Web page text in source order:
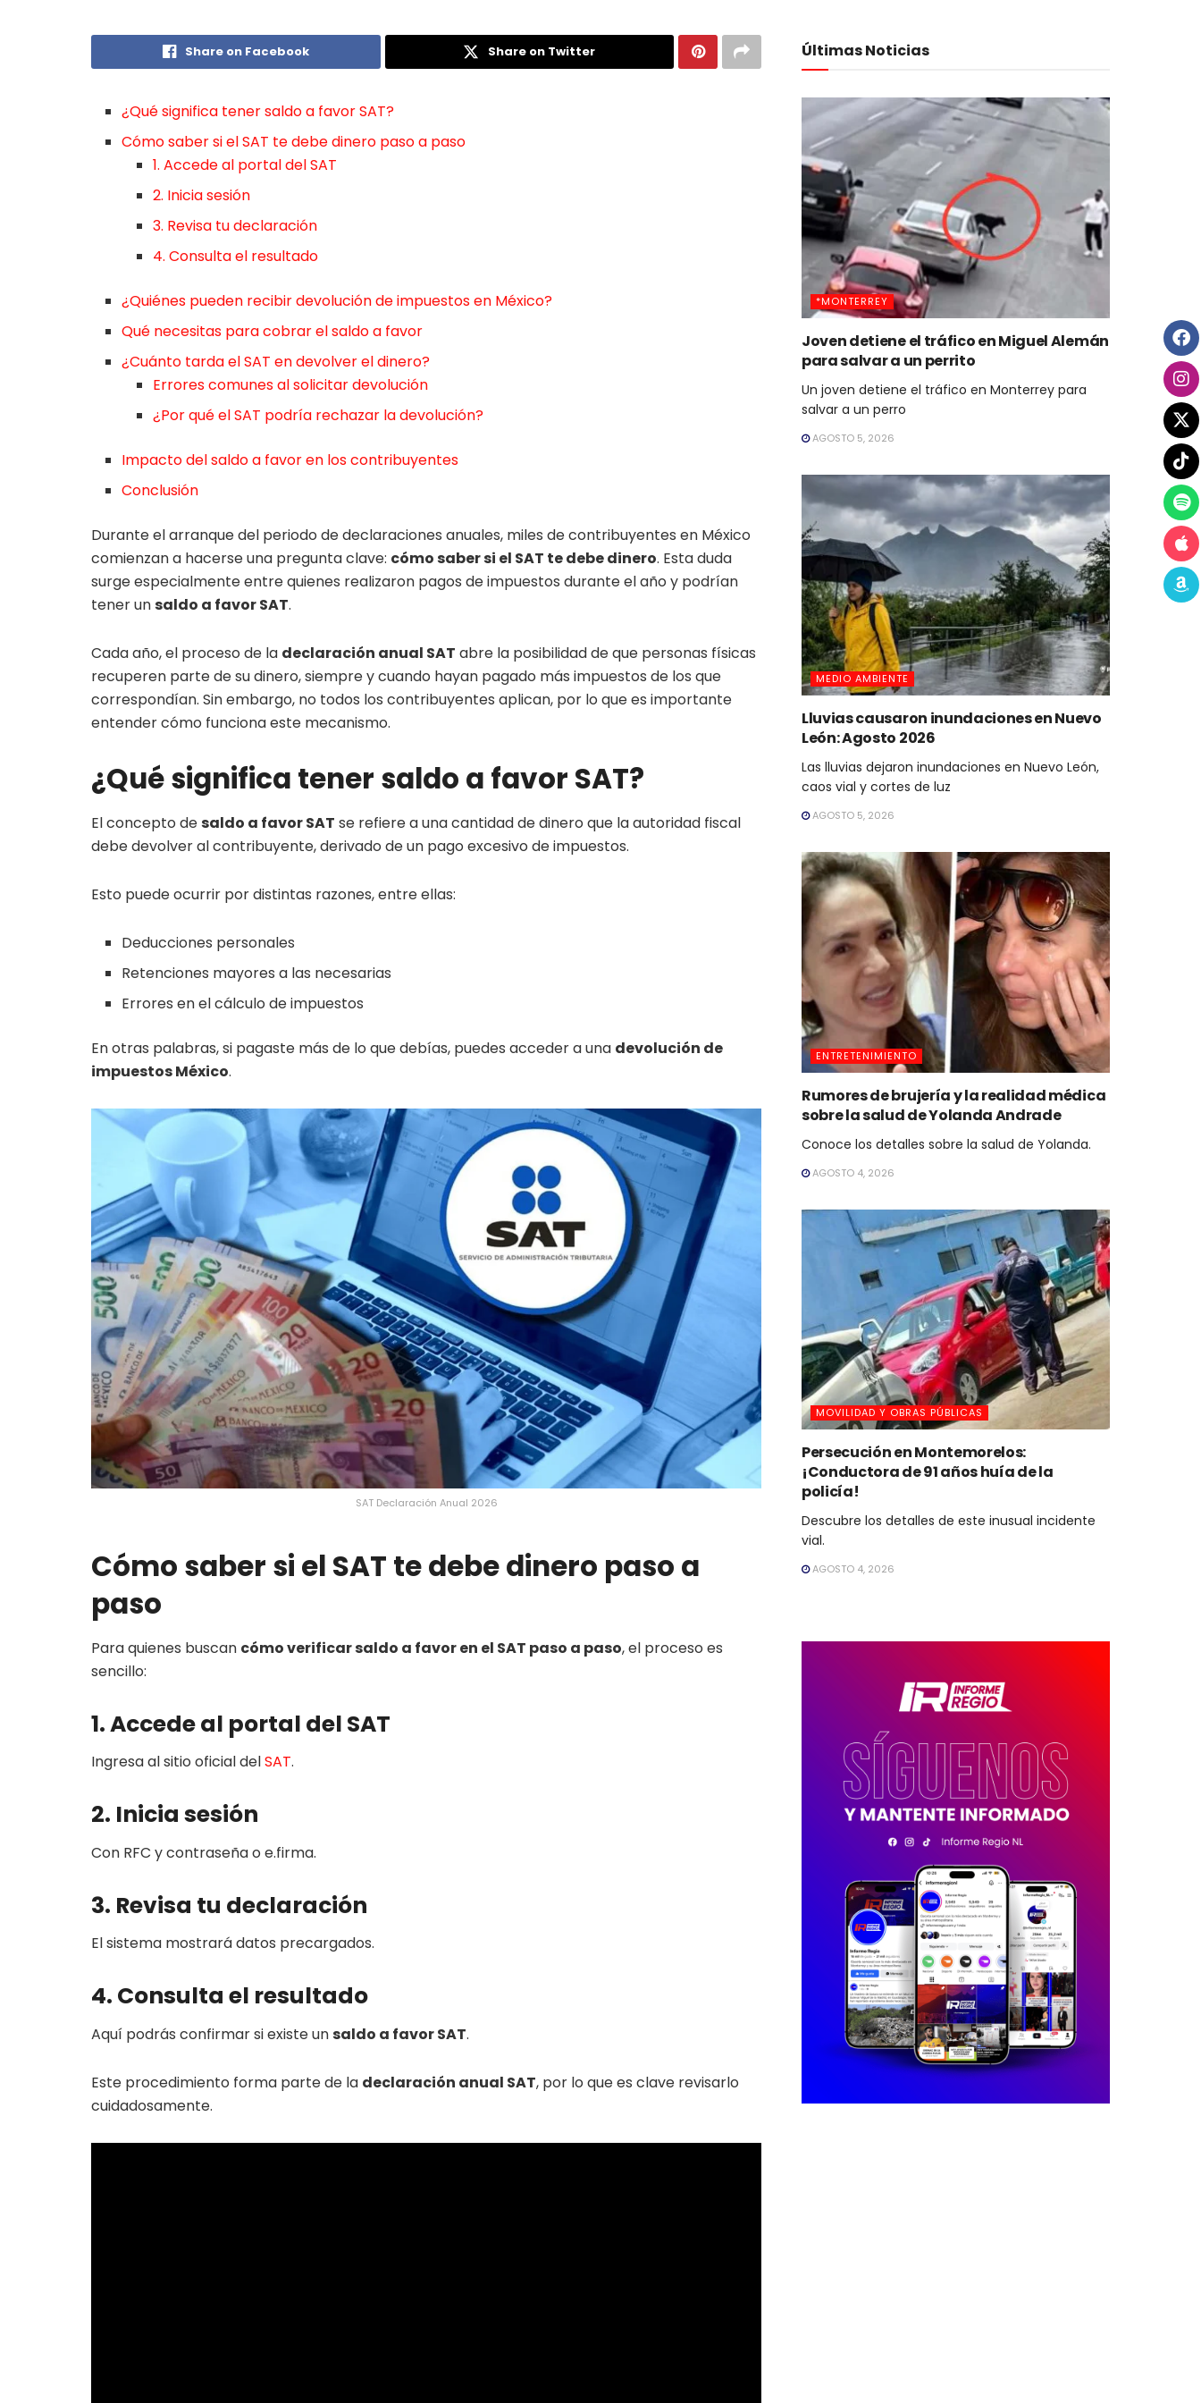
Share on Facebook Share on Twitter
¿Qué significa tener saldo a favor SAT?
Cómo saber si el SAT te debe dinero paso a paso
1. Accede al portal del SAT
2. Inicia sesión
3. Revisa tu declaración
4. Consulta el resultado
¿Quiénes pueden recibir devolución de impuestos en México?
Qué necesitas para cobrar el saldo a favor
¿Cuánto tarda el SAT en devolver el dinero?
Errores comunes al solicitar devolución
¿Por qué el SAT podría rechazar la devolución?
Impacto del saldo a favor en los contribuyentes
Conclusión
Durante el arranque del periodo de declaraciones anuales, miles de contribuyentes en México
comienzan a hacerse una pregunta clave: cómo saber si el SAT te debe dinero. Esta duda
surge especialmente entre quienes realizaron pagos de impuestos durante el año y podrían
tener unsaldo a favor SAT.
Cada año, el proceso de la declaración anual SAT abre la posibilidad de que personas físicas
recuperen parte de su dinero, siempre y cuando hayan pagado más impuestos de los que
correspondían. Sin embargo, no todos los contribuyentes aplican, por lo que es importante
entender cómo funciona este mecanismo.
¿Qué significa tener saldo a favor SAT?
El concepto desaldo a favor SAT se refiere a una cantidad de dinero que la autoridad fiscal
debe devolver al contribuyente, derivado de un pago excesivo de impuestos.
Esto puede ocurrir por distintas razones, entre ellas:
Deducciones personales
Retenciones mayores a las necesarias
Errores en el cálculo de impuestos
En otras palabras, si pagaste más de lo que debías, puedes acceder a una devolución de
impuestos México.
SAT Declaración Anual 2026
Cómo saber si el SAT te debe dinero paso a
paso
Para quienes buscan cómo verificar saldo a favor en el SAT paso a paso, el proceso es
sencillo:
1. Accede al portal del SAT
Ingresa al sitio oficial delSAT.
2. Inicia sesión
Con RFC y contraseña o e.firma.
3. Revisa tu declaración
El sistema mostrará datos precargados.
4. Consulta el resultado
Aquí podrás confirmar si existe unsaldo a favor SAT.
Este procedimiento forma parte de la declaración anual SAT, por lo que es clave revisarlo
cuidadosamente.
Últimas Noticias
*MONTERREY
Joven detiene el tráfico en Miguel Alemán
para salvar a un perrito
Un joven detiene el tráfico en Monterrey para
salvar a un perro
AGOSTO 5, 2026
MEDIO AMBIENTE
Lluvias causaron inundaciones en Nuevo
León: Agosto 2026
Las lluvias dejaron inundaciones en Nuevo León,
caos vial y cortes de luz
AGOSTO 5, 2026
ENTRETENIMIENTO
Rumores de brujería y la realidad médica
sobre la salud de Yolanda Andrade
Conoce los detalles sobre la salud de Yolanda.
AGOSTO 4, 2026
MOVILIDAD Y OBRAS PÚBLICAS
Persecución en Montemorelos:
¡Conductora de 91 años huía de la
policía!
Descubre los detalles de este inusual incidente
vial.
AGOSTO 4, 2026